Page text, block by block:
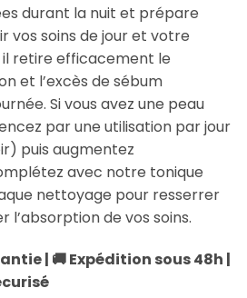
durant la nuit et prépare
vos soins de jour et votre
il retire efficacement le
et l’excès de sébum
Si vous avez une peau
par une utilisation par jour
puis augmentez
avec notre tonique
nettoyage pour resserrer
l’absorption de vos soins.
| 🚚 Expédition sous 48h |